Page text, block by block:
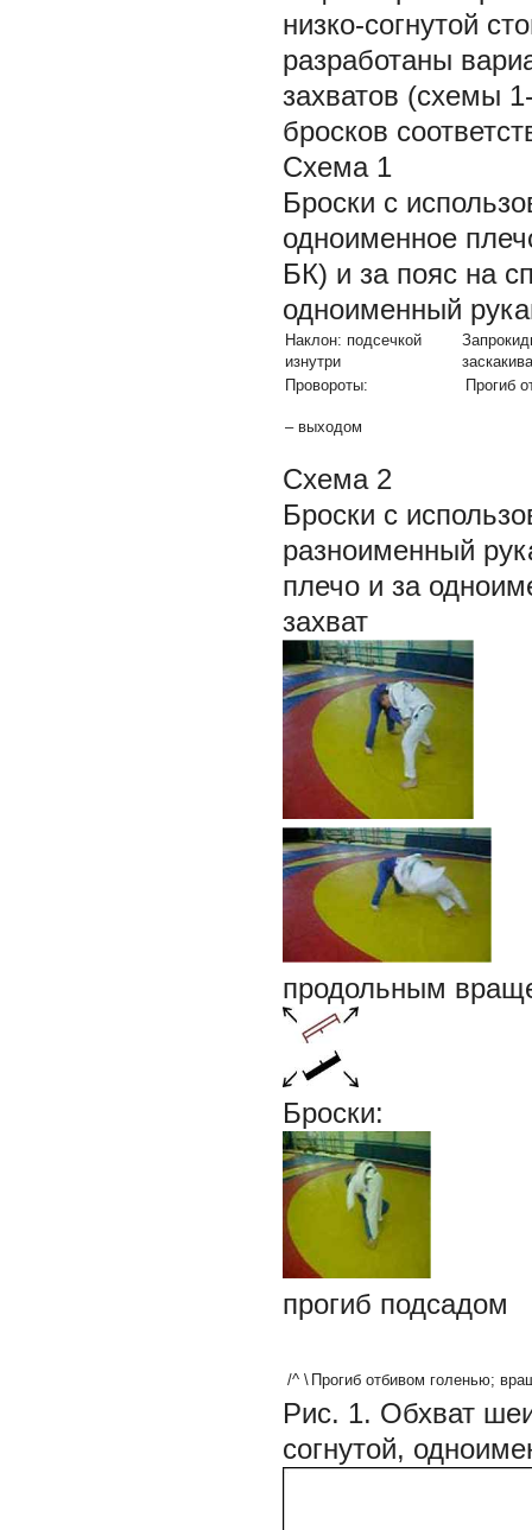
низко-согнутой
разработаны
захватов (схемы
бросков
Схема 1
Броски с
одноименное
БК) и за пояс на
одноименный
Наклон: подсечкой
изнутри
Провороты:
Прогиб
– выходом
Схема 2
Броски с
разноименный
плечо и за
захват
продольным
Броски:
прогиб подсадом
/^ \ Прогиб отбивом голенью;
Рис. 1. Обхват
согнутой,